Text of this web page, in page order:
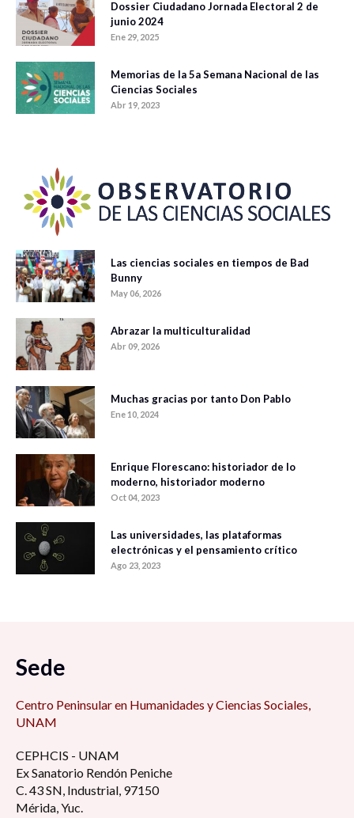
Dossier Ciudadano Jornada Electoral 2 de
junio 2024
Ene 29, 2025
Memorias de la 5a Semana Nacional de las
Ciencias Sociales
Abr 19, 2023
Las ciencias sociales en tiempos de Bad
Bunny
May 06, 2026
Abrazar la multiculturalidad
Abr 09, 2026
Muchas gracias por tanto Don Pablo
Ene 10, 2024
Enrique Florescano: historiador de lo
moderno, historiador moderno
Oct 04, 2023
Las universidades, las plataformas
electrónicas y el pensamiento crítico
Ago 23, 2023
Sede
Centro Peninsular en Humanidades y Ciencias Sociales,
UNAM
CEPHCIS - UNAM
Ex Sanatorio Rendón Peniche
C. 43 SN, Industrial, 97150
Mérida, Yuc.